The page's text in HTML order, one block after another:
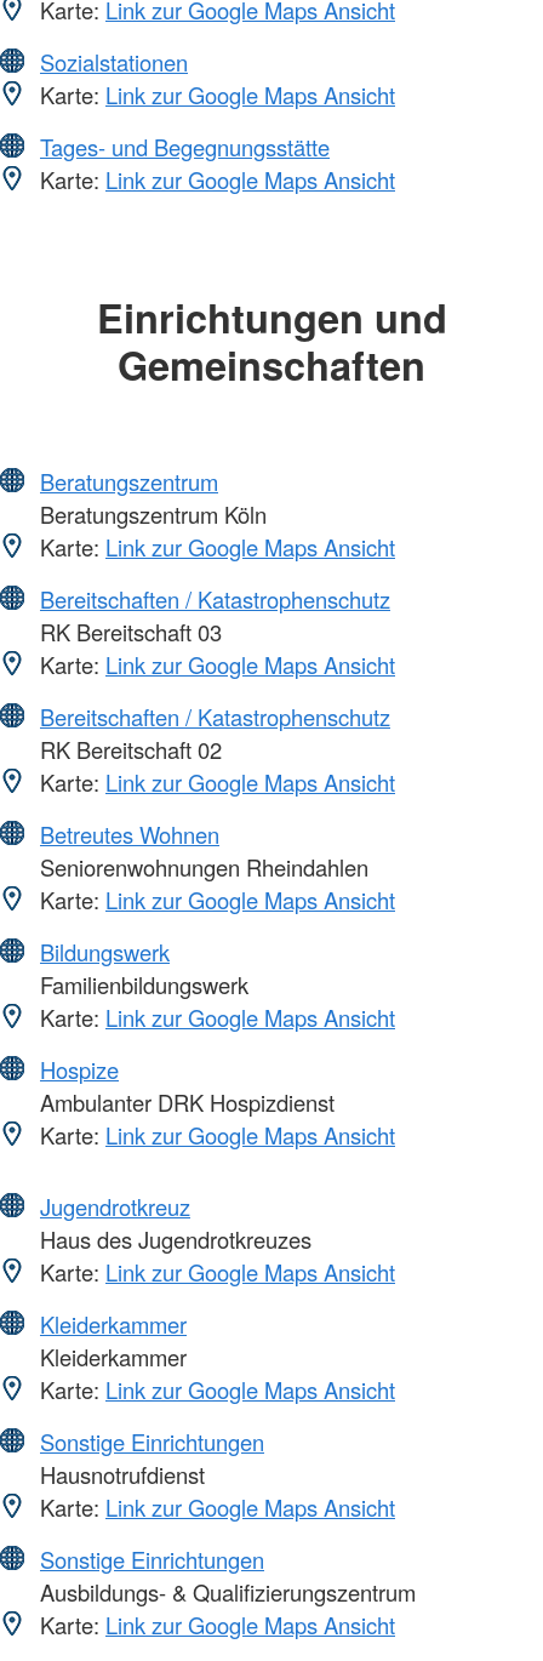
Karte: Link zur Google Maps Ansicht
Sozialstationen
Karte: Link zur Google Maps Ansicht
Tages- und Begegnungsstätte
Karte: Link zur Google Maps Ansicht
Einrichtungen und
Gemeinschaften
Beratungszentrum
Beratungszentrum Köln
Karte: Link zur Google Maps Ansicht
Bereitschaften / Katastrophenschutz
RK Bereitschaft 03
Karte: Link zur Google Maps Ansicht
Bereitschaften / Katastrophenschutz
RK Bereitschaft 02
Karte: Link zur Google Maps Ansicht
Betreutes Wohnen
Seniorenwohnungen Rheindahlen
Karte: Link zur Google Maps Ansicht
Bildungswerk
Familienbildungswerk
Karte: Link zur Google Maps Ansicht
Hospize
Ambulanter DRK Hospizdienst
Karte: Link zur Google Maps Ansicht
Jugendrotkreuz
Haus des Jugendrotkreuzes
Karte: Link zur Google Maps Ansicht
Kleiderkammer
Kleiderkammer
Karte: Link zur Google Maps Ansicht
Sonstige Einrichtungen
Hausnotrufdienst
Karte: Link zur Google Maps Ansicht
Sonstige Einrichtungen
Ausbildungs- & Qualifizierungszentrum
Karte: Link zur Google Maps Ansicht